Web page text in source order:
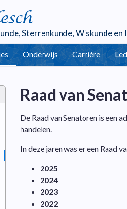
,Sterrenkunde,Wiskundeen
Onderwijs Carrière
Raad van
De Raad van Senatoren is een
handelen.
In deze jaren was er een Raad
2025
2024
2023
2022